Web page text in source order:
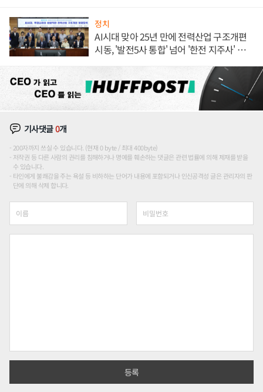
정치
AI시대 맞아 25년 만에 전력산업 구조개편
시동, '발전5사 통합' 넘어 '한전 지주사' 재편
기사댓글0개
200자까지 쓰실 수 있습니다. (현재 0 byte / 최대 400byte)
저작권 등 다른 사람의 권리를 침해하거나 명예를 훼손하는 댓글은 관련 법률에 의해 제재를 받을
수 있습니다.
타인에게 불쾌감을 주는 욕설 등 비하하는 단어가 내용에 포함되거나 인신공격성 글은 관리자의 판
단에 의해 삭제 합니다.